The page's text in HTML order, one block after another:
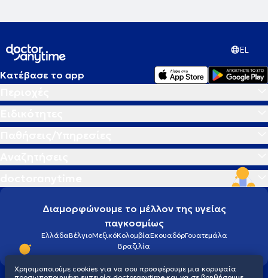
EL
Κατέβασε το app
Διαμορφώνουμε το μέλλον της υγείας
παγκοσμίως
ΕλλάδαΒέλγιοΜεξικόΚολομβίαΕκουαδόρΓουατεμάλα
Βραζιλία
Χρησιμοποιούμε cookies για να σου προσφέρουμε μια κορυφαία